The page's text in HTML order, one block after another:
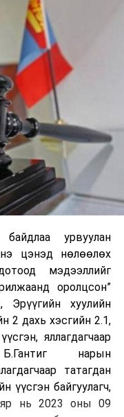
урвуулан
цэнэд нөлөөлөх
мэдээллийг
оролцсон”
Эрүүгийн хуулийн
2 дахь хэсгийн 2.1,
яллагдагчаар
нарын
татагдан
үүсгэн байгуулагч,
нь 2023 оны 09